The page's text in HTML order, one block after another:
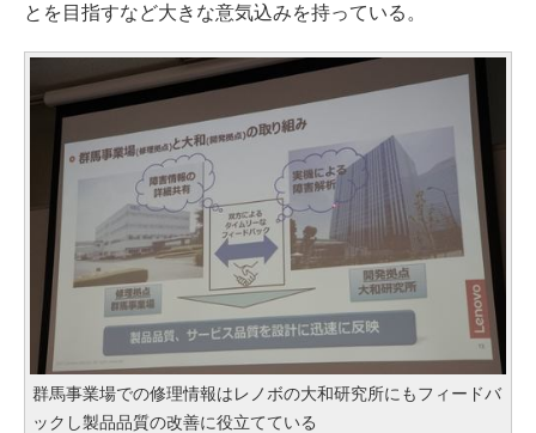
とを目指すなど大きな意気込みを持っている。
群馬事業場での修理情報はレノボの大和研究所にもフィードバ
ックし製品品質の改善に役立てている